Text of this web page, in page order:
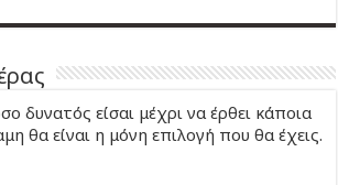
δυνατός είσαι μέχρι να έρθει κάποια
θα είναι η μόνη επιλογή που θα έχεις.